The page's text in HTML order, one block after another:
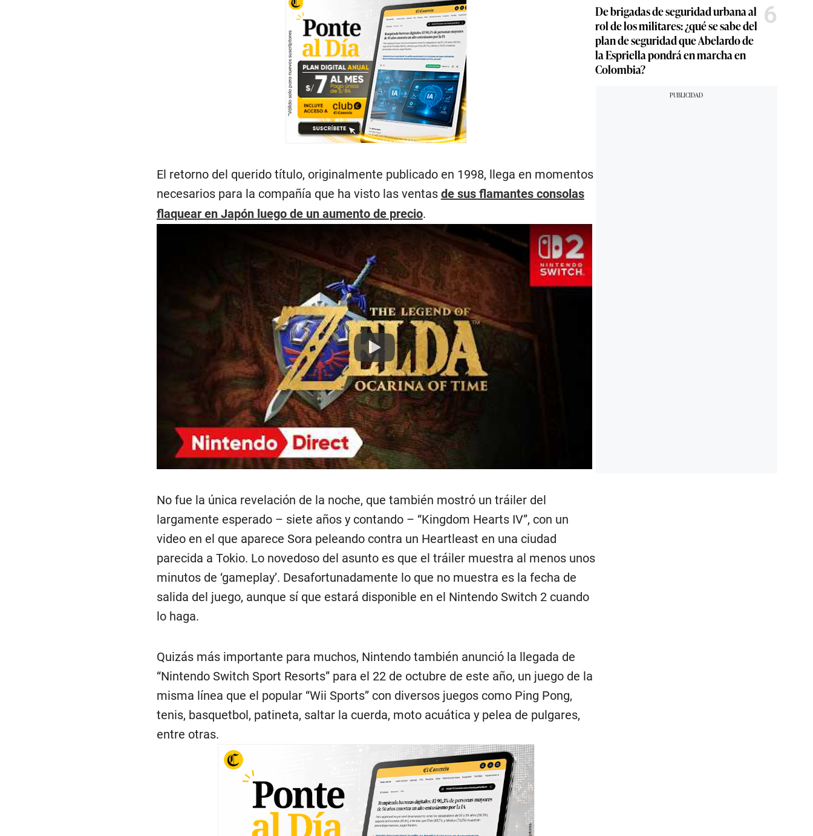
El retorno del querido título, originalmente publicado en 1998, llega en momentos
necesarios para la compañía que ha visto las ventas de sus flamantes consolas
flaquear en Japón luego de un aumento de precio.
Play
No fue la única revelación de la noche, que también mostró un tráiler del
largamente esperado – siete años y contando – “Kingdom Hearts IV”, con un
video en el que aparece Sora peleando contra un Heartleast en una ciudad
parecida a Tokio. Lo novedoso del asunto es que el tráiler muestra al menos unos
minutos de ‘gameplay’. Desafortunadamente lo que no muestra es la fecha de
salida del juego, aunque sí que estará disponible en el Nintendo Switch 2 cuando
lo haga.
Quizás más importante para muchos, Nintendo también anunció la llegada de
“Nintendo Switch Sport Resorts” para el 22 de octubre de este año, un juego de la
misma línea que el popular “Wii Sports” con diversos juegos como Ping Pong,
tenis, basquetbol, patineta, saltar la cuerda, moto acuática y pelea de pulgares,
entre otras.
De brigadas de seguridad urbana al
rol de los militares: ¿qué se sabe del
plan de seguridad que Abelardo de
la Espriella pondrá en marcha en
Colombia?
6